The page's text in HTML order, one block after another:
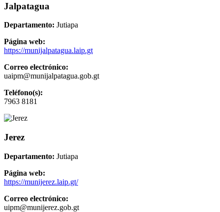
Jalpatagua
Departamento: Jutiapa
Página web:
https://munijalpatagua.laip.gt
Correo electrónico:
uaipm@munijalpatagua.gob.gt
Teléfono(s):
7963 8181
Jerez
Departamento: Jutiapa
Página web:
https://munijerez.laip.gt/
Correo electrónico:
uipm@munijerez.gob.gt